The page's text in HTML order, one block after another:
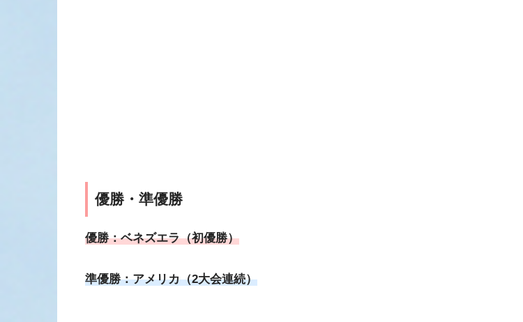
優勝・準優勝
優勝：ベネズエラ（初優勝）
準優勝：アメリカ（2大会連続）